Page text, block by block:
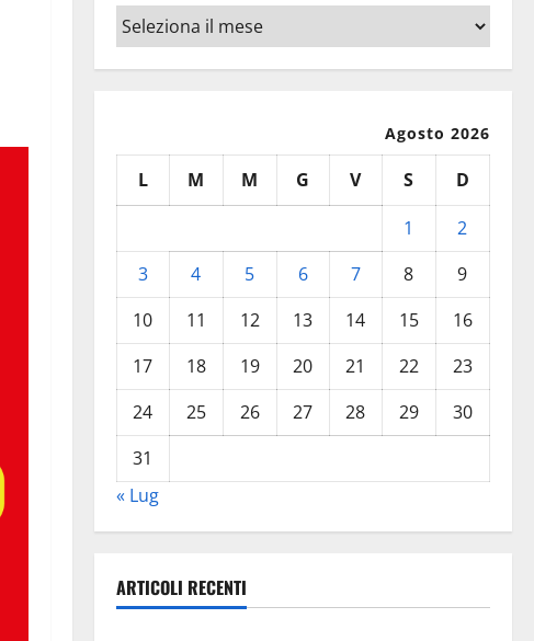
Archivi
Agosto 2026
L M M G V S
D
1
2
3
4 5 6 7 8
9
10
11 12 13 14 15
16
17
18 19 20 21 22
23
24
25 26 27 28 29
30
31
« Lug
ARTICOLI RECENTI